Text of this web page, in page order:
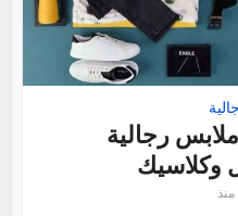
ملابس رجالية
وكلاسيك